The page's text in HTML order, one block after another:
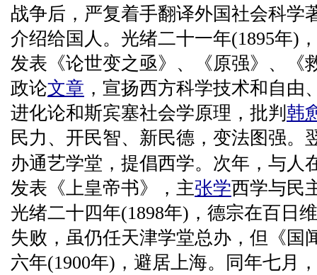
战争后，严复着手翻译外国社会科学
介绍给国人。光绪二十一年(1895年)
发表《论世变之亟》、《原强》、《
政论文章 ，宣扬西方科学技术和自由
进化论和斯宾塞社会学原理，批判 韩
民力、开民智、新民德，变法图强。
办通艺学堂，提倡西学。次年，与人
发表《上皇帝书》，主张学西学与民
光绪二十四年(1898年)，德宗在百日
失败，虽仍任天津学堂总办，但《国
六年(1900年)，避居上海。同年七月